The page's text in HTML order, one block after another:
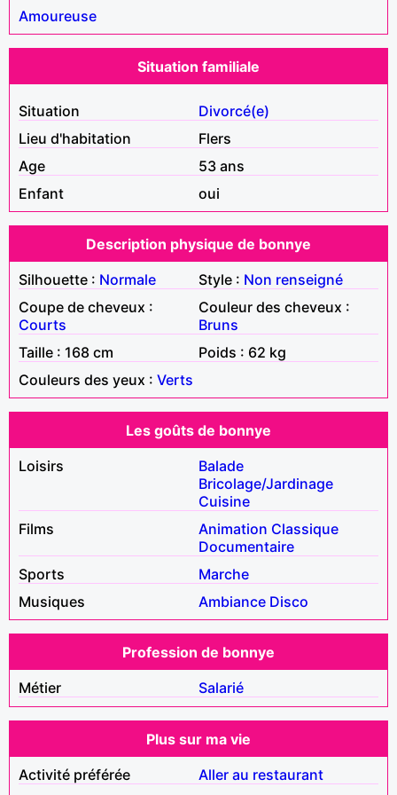
Amoureuse
Situation familiale
Situation
Divorcé(e)
Lieu d'habitation
Flers
Age
53 ans
Enfant
oui
Description physique de bonnye
Silhouette : Normale Style : Non renseigné
Coupe de cheveux :
Courts
Couleur des cheveux :
Bruns
Taille : 168 cm
Poids : 62 kg
Couleurs des yeux : Verts
Les goûts de bonnye
Loisirs
Balade
Bricolage/Jardinage
Cuisine
Films
Animation Classique
Documentaire
Sports
Marche
Musiques
Ambiance Disco
Profession de bonnye
Métier
Salarié
Plus sur ma vie
Activité préférée
Aller au restaurant